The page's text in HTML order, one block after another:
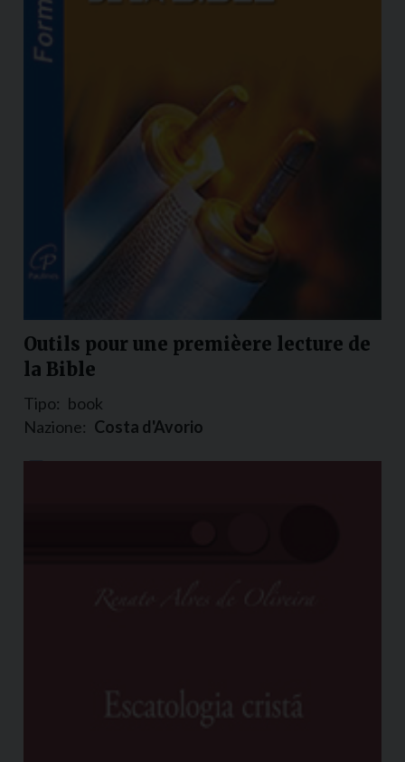
Outils pour une premièere lecture de
la Bible
Tipo: book
Nazione: Costa d'Avorio